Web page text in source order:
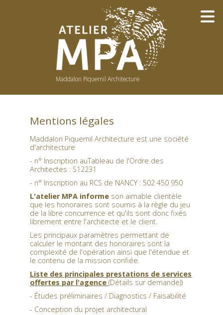
Maddalon Piquemil Architecture
NOTRE PHILOSOPHIE
BOIS
LUMIÈRE
COULEURS
PUBLICATIONS / PRIX
PUBLIC
RÉ-EMPLOI
AVANT-APRÈS
CONCEPTS
DU DESSIN À LA RÉALITÉ
Mentions légales
Maddalon Piquemil Architecture est une société
d'architecture
- n° Inscription auTableau de l'Ordre des
Architectes : S12231
- n° Inscription au RCS de NANCY : 502 450 950
L'atelier MPA informe son aimable clientèle
que les honoraires sont soumis à la règle du jeu
de la libre concurrence et qu'ils sont donc fixés
librement entre l'architecte et le client.
Les principaux paramètres permettant de
calculer le montant des honoraires sont la
complexité de l'opération ainsi que l'étendue et
le contenu de la mission confiée.
Liste des principales prestations de services
offertes par l'agence (Détails sur demande))
- Études préliminaires / Diagnostics / Faisabilité
- Conception du projet architectural